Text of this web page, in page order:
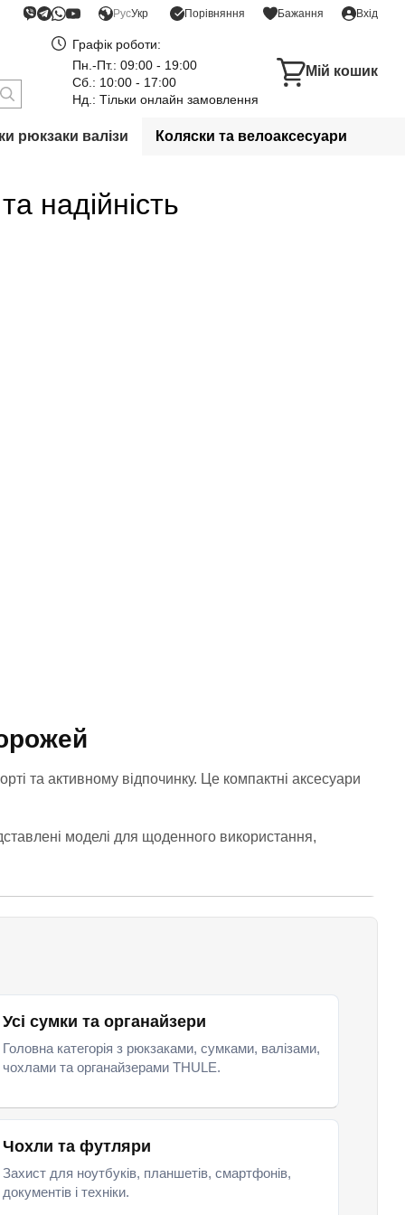
РусУкр Порівняння Бажання Вхід
Графік роботи:
Пн.-Пт.: 09:00 - 19:00
Сб.: 10:00 - 17:00
Нд.: Тільки онлайн замовлення
Мій кошик
рюкзаки валізи Коляски та велоаксесуари
надійність
та активному відпочинку. Це компактні аксесуари
моделі для щоденного використання,
Усі сумки та органайзери
Головна категорія з рюкзаками, сумками, валізами,
чохлами та органайзерами THULE.
Чохли та футляри
Захист для ноутбуків, планшетів, смартфонів,
документів і техніки.